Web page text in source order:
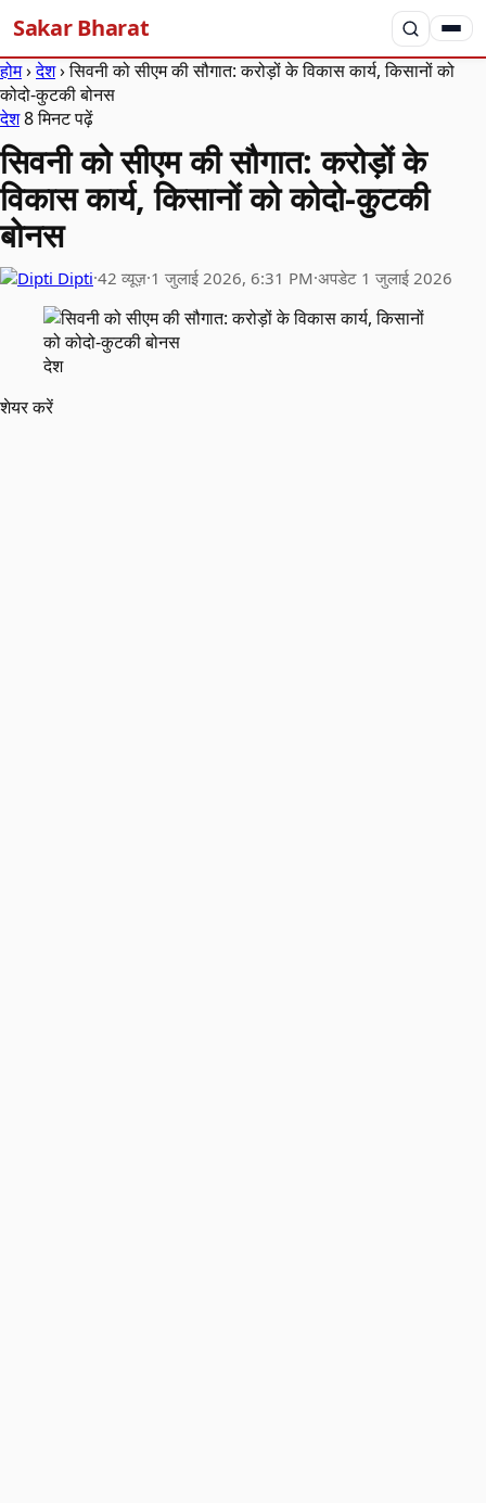
Sakar Bharat
होम›देश›सिवनी को सीएम की सौगात: करोड़ों के विकास कार्य, किसानों को
कोदो-कुटकी बोनस
देश8 मिनट पढ़ें
सिवनी को सीएम की सौगात: करोड़ों के
विकास कार्य, किसानों को कोदो-कुटकी
बोनस
Dipti·42 व्यूज़·1 जुलाई 2026, 6:31 PM·अपडेट 1 जुलाई 2026
देश
शेयर करें